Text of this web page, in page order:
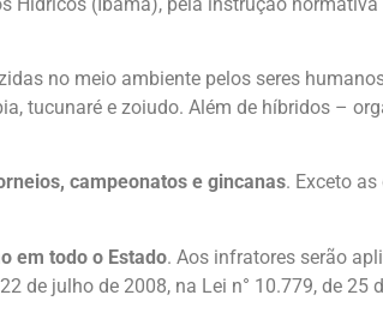
no meio ambiente pelos seres
tucunaré e zoiudo. Além de híbridos –
campeonatos e gincanas. Exceto
em todo o Estado. Aos infratores serão
de julho de 2008, na Lei n° 10.779, de 25